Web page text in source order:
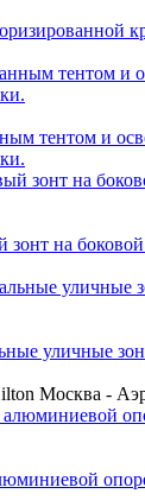
тентом и
на
уличные
Москва -